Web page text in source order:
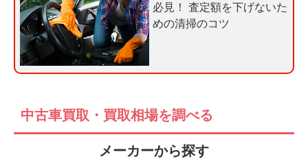
必見！ 査定額を下げないた
めの清掃のコツ
中古車買取・買取相場を調べる
メーカーから探す